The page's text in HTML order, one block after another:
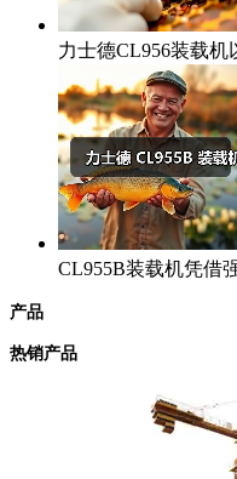
力士德CL956装载
CL955B装载机凭借
产品
热销产品